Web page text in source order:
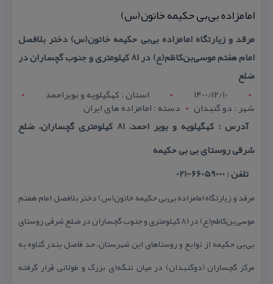
امامزاده بی‌بی حكیمه خاتون(س)
مرقد و زیارتگاه امامزاده بی‌بی حكیمه خاتون(س) دختر بلافصل
امام هفتم موسی‌بن‌كاظم(ع) در ۸۱ كیلومتری و جنوب گچساران در
ضلع
1400/12/10
استان : کهگيلويه و بويراحمد
شهر : دو گنبدان
دسته : امامزاده های ایران
آدرس : كهگیلویه و بویر احمد، 81 كیلومتری گچساران، ضلع
شرقی روستای بی‌ بی حكیمه
تلفن : 66059000-021
مرقد و زیارتگاه امامزاده بی‌بی حكیمه خاتون(س) دختر بلافصل امام هفتم
موسی‌بن‌كاظم(ع) در ۸۱ كیلومتری و جنوب گچساران در ضلع شرقی روستای
بی‌بی حكیمه از توابع و روستاهای این شهرستان، حد فاصل بندر گناوه به
مركز گچساران (دوگنبدان) در میان تنگه‌ای بزرگ و طولانی قرار گرفته